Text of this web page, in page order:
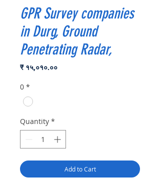
GPR Survey companies
in Durg, Ground
Penetrating Radar,
₹ १५,०१०.००Price
0 *
Quantity *
Add to Cart